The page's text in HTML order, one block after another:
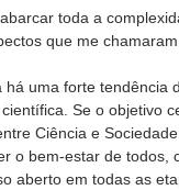
toda a
que me
uma forte tendência
Se o objetivo
Ciência e
o bem-estar de todos,
aberto em todas as